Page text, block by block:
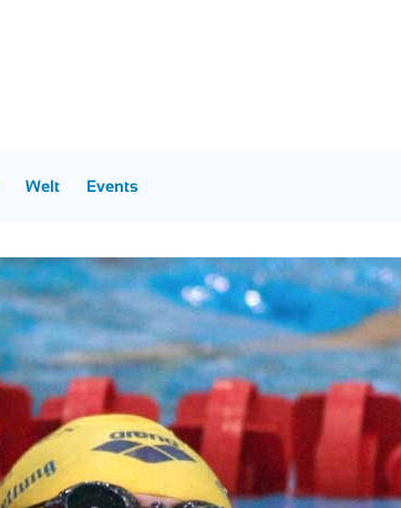
Welt Events